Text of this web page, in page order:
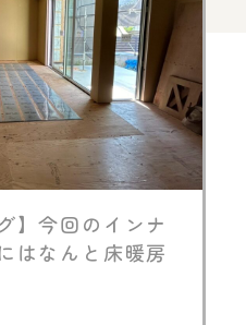
】今回のインナ
はなんと床暖房